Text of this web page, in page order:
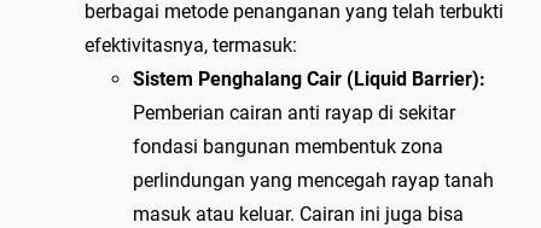
berbagai metode penanganan yang telah terbukti
efektivitasnya, termasuk:
Sistem Penghalang Cair (Liquid Barrier):
Pemberian cairan anti rayap di sekitar
fondasi bangunan membentuk zona
perlindungan yang mencegah rayap tanah
masuk atau keluar. Cairan ini juga bisa